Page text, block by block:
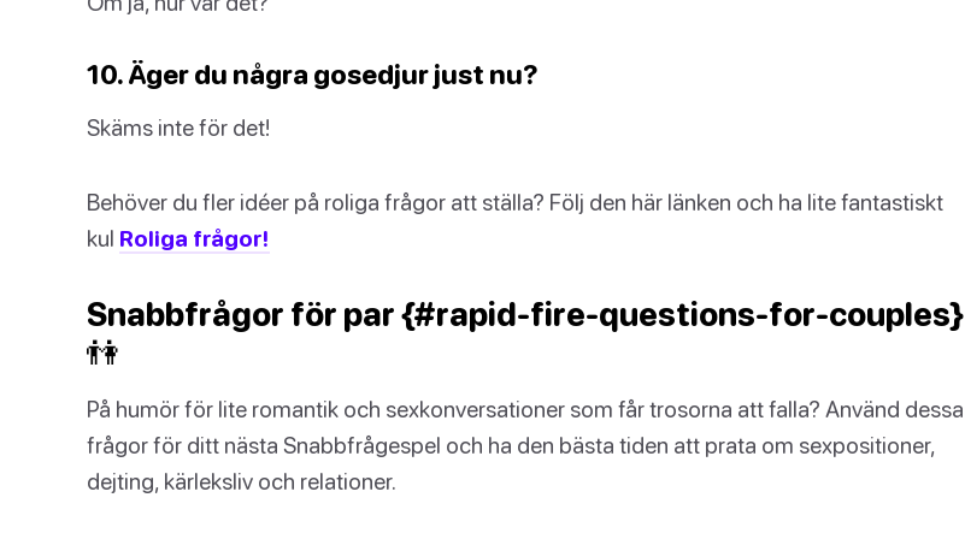
10. Äger du några gosedjur just nu?
Skäms inte för det!
Behöver du fler idéer på roliga frågor att ställa? Följ den här länken och ha lite fantastiskt
kul Roliga frågor!
Snabbfrågor för par {#rapid-fire-questions-for-couples}
👫
På humör för lite romantik och sexkonversationer som får trosorna att falla? Använd dessa
frågor för ditt nästa Snabbfrågespel och ha den bästa tiden att prata om sexpositioner,
dejting, kärleksliv och relationer.